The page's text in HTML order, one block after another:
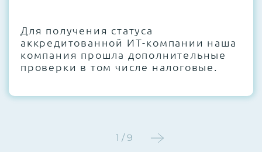
Этап 4:Стресс-тестирование под 100%
нагрузкой в течение 72 часов для
проверки стабильности всех подсистем
Для получения статуса
аккредитованной ИТ-компании наша
компания прошла дополнительные
проверки в том числе налоговые.
1 / 9